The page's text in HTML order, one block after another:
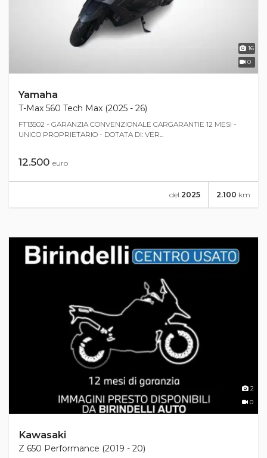
16
0
Yamaha
T-Max 560 Tech Max (2025 - 26)
FT13502 - GARANZIA CONVENZIONALE CARGARANTIE 12 MESI -
UNICO PROPRIETARIO - DOTATA DI: VER...
12.500 euro
2.100 km
del 2025
2
0
Kawasaki
Z 650 Performance (2019 - 20)